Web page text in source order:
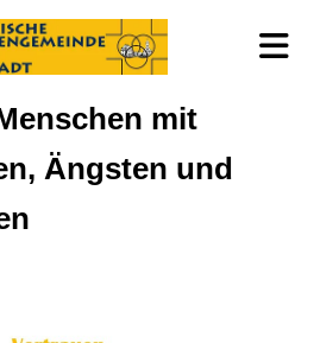
mit
Ängsten und